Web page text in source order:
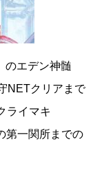
のエデン神髄
NETクリアまで
ライマキ
第一関所までの